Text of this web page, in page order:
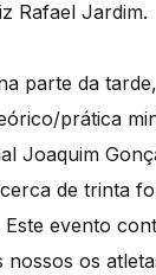
Rafael Jardim.
parte da
prática
Joaquim
de trinta
evento
os